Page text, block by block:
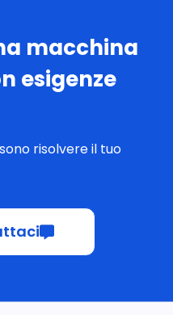
macchina
esigenze
risolvere il tuo